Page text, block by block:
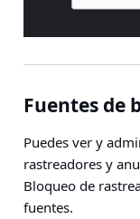
Fuentes de
Puedes ver y
rastreadores y
Bloqueo de
fuentes.